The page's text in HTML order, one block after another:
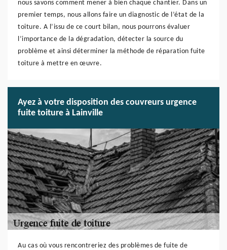
nous savons comment mener à bien chaque chantier. Dans un
premier temps, nous allons faire un diagnostic de l’état de la
toiture. A l’issu de ce court bilan, nous pourrons évaluer
l’importance de la dégradation, détecter la source du
problème et ainsi déterminer la méthode de réparation fuite
toiture à mettre en œuvre.
Ayez à votre disposition des couvreurs urgence
fuite toiture à Lainville
Au cas où vous rencontreriez des problèmes de fuite de